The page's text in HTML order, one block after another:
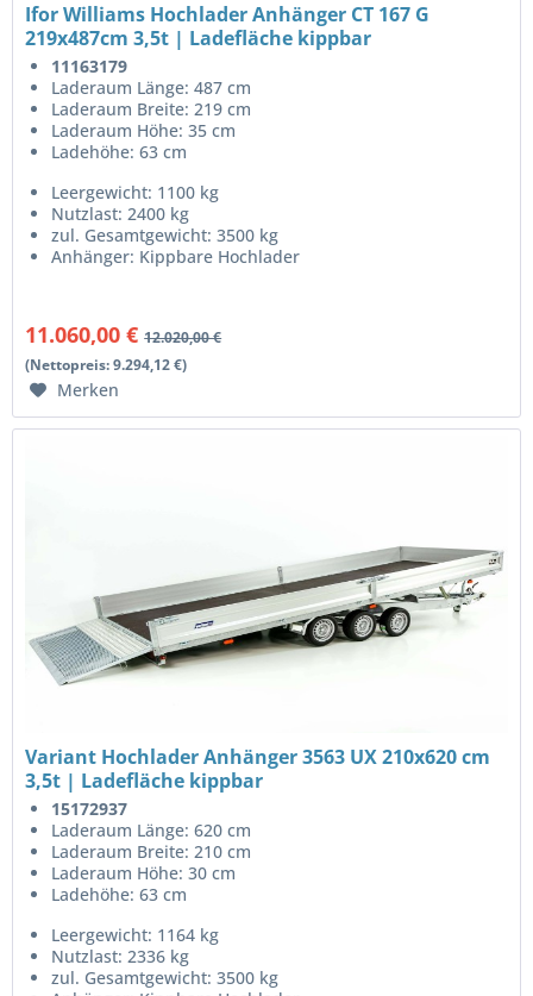
Ifor Williams Hochlader Anhänger CT 167 G
219x487cm 3,5t | Ladefläche kippbar
11163179
Laderaum Länge: 487 cm
Laderaum Breite: 219 cm
Laderaum Höhe: 35 cm
Ladehöhe: 63 cm
Leergewicht: 1100 kg
Nutzlast: 2400 kg
zul. Gesamtgewicht: 3500 kg
Anhänger: Kippbare Hochlader
11.060,00 € 12.020,00 €
(Nettopreis: 9.294,12 €)
Merken
Variant Hochlader Anhänger 3563 UX 210x620 cm
3,5t | Ladefläche kippbar
15172937
Laderaum Länge: 620 cm
Laderaum Breite: 210 cm
Laderaum Höhe: 30 cm
Ladehöhe: 63 cm
Leergewicht: 1164 kg
Nutzlast: 2336 kg
zul. Gesamtgewicht: 3500 kg